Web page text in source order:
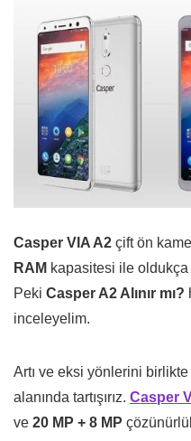
Casper VIA A2 çift ön
RAM kapasitesi ile oldukça
Peki Casper A2 Alınır mı?
inceleyelim.
Artı ve eksi yönlerini
alanında tartışırız. Casper
ve 20 MP + 8 MP